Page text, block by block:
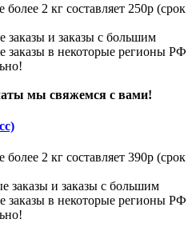
2 кг составляет 250р (срок
заказы и заказы с большим
заказы в некоторые регионы РФ
мы свяжемся с вами!
2 кг составляет 390р (срок
заказы и заказы с большим
заказы в некоторые регионы РФ